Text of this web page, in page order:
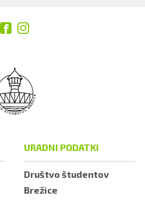
URADNI PODATKI
Društvo študentov
Brežice